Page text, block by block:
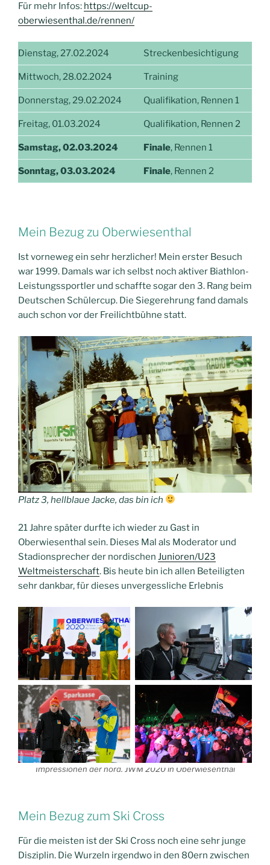
Für mehr Infos: https://weltcup-
oberwiesenthal.de/rennen/
Dienstag, 27.02.2024 Streckenbesichtigung
Mittwoch, 28.02.2024 Training
Donnerstag, 29.02.2024 Qualifikation, Rennen 1
Freitag, 01.03.2024 Qualifikation, Rennen 2
Samstag, 02.03.2024 Finale, Rennen 1
Sonntag, 03.03.2024 Finale, Rennen 2
Mein Bezug zu Oberwiesenthal
Ist vorneweg ein sehr herzlicher! Mein erster Besuch
war 1999. Damals war ich selbst noch aktiver Biathlon-
Leistungssportler und schaffte sogar den 3. Rang beim
Deutschen Schülercup. Die Siegerehrung fand damals
auch schon vor der Freilichtbühne statt.
Platz 3, hellblaue Jacke, das bin ich
21 Jahre später durfte ich wieder zu Gast in
Oberwiesenthal sein. Dieses Mal als Moderator und
Stadionsprecher der nordischen Junioren/U23
Weltmeisterschaft. Bis heute bin ich allen Beteiligten
sehr dankbar, für dieses unvergessliche Erlebnis
Impressionen der nord. JWM 2020 in Oberwiesenthal
Mein Bezug zum Ski Cross
Für die meisten ist der Ski Cross noch eine sehr junge
Disziplin. Die Wurzeln irgendwo in den 80ern zwischen